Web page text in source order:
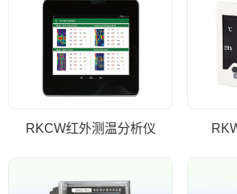
RKCW红外测温分析仪